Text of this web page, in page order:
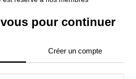
pour continuer
Créer un compte